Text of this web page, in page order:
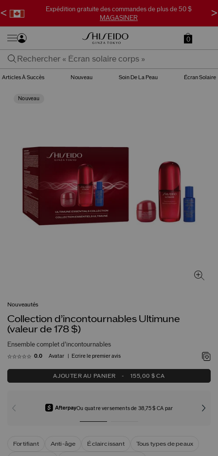
Expédition gratuite des commandes de plus de 50 $
MAGASINER
< >
0
Articles À Succès Nouveau Soin De La Peau Écran Solaire
Nouveau
Nouveautés
Collection d’incontournables Ultimune
(valeur de 178 $)
Ensemble complet d’incontournables
0.0 Avatar Écrire le premier avis
AJOUTER AU PANIER - 155,00 $ CA
Ou quatre versements de 38,75 $ CA par
Fortifiant Anti-âge Éclaircissant Tous types de peaux